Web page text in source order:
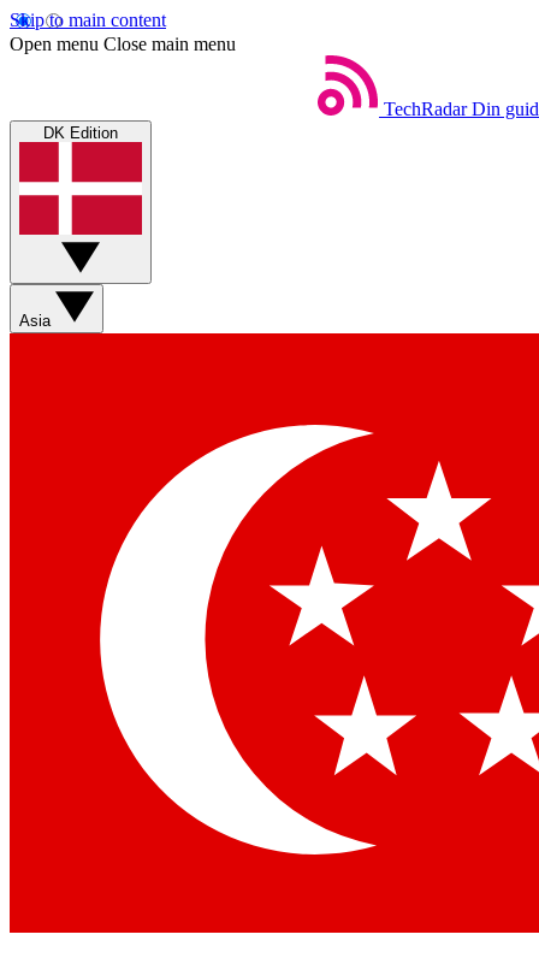
Skip to main content
Open menu Close main menu
TechRadar Din
DK Edition
Asia